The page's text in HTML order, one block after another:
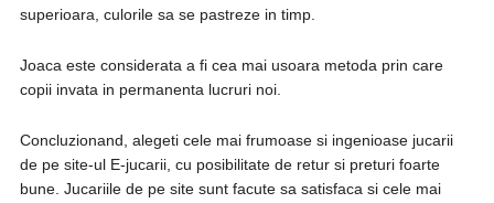
superioara, culorile sa se pastreze in timp.
Joaca este considerata a fi cea mai usoara metoda prin care
copii invata in permanenta lucruri noi.
Concluzionand, alegeti cele mai frumoase si ingenioase jucarii
de pe site-ul E-jucarii, cu posibilitate de retur si preturi foarte
bune. Jucariile de pe site sunt facute sa satisfaca si cele mai